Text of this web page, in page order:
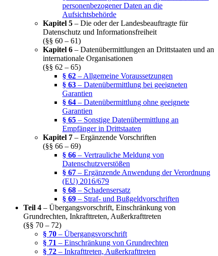
personenbezogener Daten an die
Aufsichtsbehörde
Kapitel 5 – Die oder der Landesbeauftragte für
Datenschutz und Informationsfreiheit
(§§ 60 – 61)
Kapitel 6 – Datenübermittlungen an Drittstaaten und an
internationale Organisationen
(§§ 62 – 65)
§ 62 – Allgemeine Voraussetzungen
§ 63 – Datenübermittlung bei geeigneten
Garantien
§ 64 – Datenübermittlung ohne geeignete
Garantien
§ 65 – Sonstige Datenübermittlung an
Empfänger in Drittstaaten
Kapitel 7 – Ergänzende Vorschriften
(§§ 66 – 69)
§ 66 – Vertrauliche Meldung von
Datenschutzverstößen
§ 67 – Ergänzende Anwendung der Verordnung
(EU) 2016/679
§ 68 – Schadensersatz
§ 69 – Straf- und Bußgeldvorschriften
Teil 4 – Übergangsvorschrift, Einschränkung von
Grundrechten, Inkrafttreten, Außerkrafttreten
(§§ 70 – 72)
§ 70 – Übergangsvorschrift
§ 71 – Einschränkung von Grundrechten
§ 72 – Inkrafttreten, Außerkrafttreten